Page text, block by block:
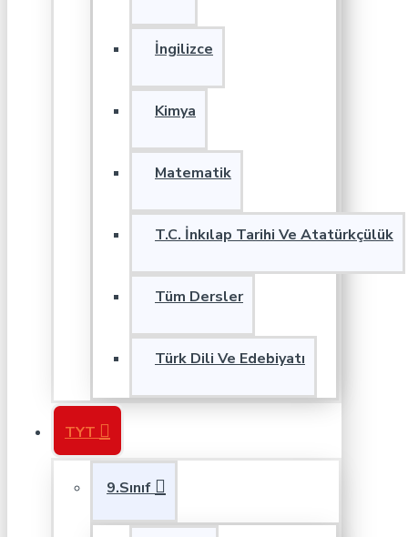
İngilizce
Kimya
Matematik
T.C. İnkılap Tarihi Ve Atatürkçülük
Tüm Dersler
Türk Dili Ve Edebiyatı
TYT
9.Sınıf